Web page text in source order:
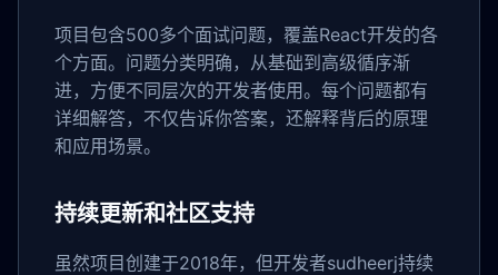
项目包含500多个面试问题，覆盖React开发的各
个方面。问题分类明确，从基础到高级循序渐
进，方便不同层次的开发者使用。每个问题都有
详细解答，不仅告诉你答案，还解释背后的原理
和应用场景。
持续更新和社区支持
虽然项目创建于2018年，但开发者sudheerj持续